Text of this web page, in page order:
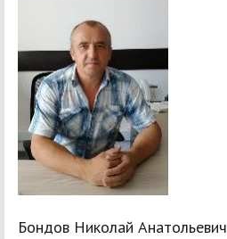
Бондов Николай Анатольевич